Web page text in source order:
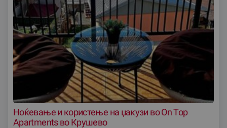
Ноќевање и користење на џакузи во On Top
Apartments во Крушево